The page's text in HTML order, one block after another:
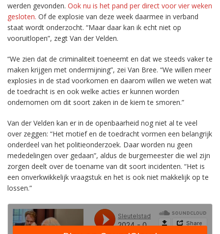
werden gevonden. Ook nu is het pand per direct voor vier weken
gesloten. Of de explosie van deze week daarmee in verband
staat wordt onderzocht. “Maar daar kan ik echt niet op
vooruitlopen”, zegt Van der Velden.
“We zien dat de criminaliteit toeneemt en dat we steeds vaker te
maken krijgen met ondermijning”, zei Van Bree. “We willen meer
explosies in de stad voorkomen en daarom willen we weten wat
de toedracht is en ook welke acties er kunnen worden
ondernomen om dit soort zaken in de kiem te smoren.”
Van der Velden kan er in de openbaarheid nog niet al te veel
over zeggen: “Het motief en de toedracht vormen een belangrijk
onderdeel van het politieonderzoek. Daar worden nu geen
mededelingen over gedaan”, aldus de burgemeester die wel zijn
zorgen deelt over de toename van dit soort incidenten. “Het is
een onverkwikkelijk vraagstuk en het is ook niet makkelijk op te
lossen.”